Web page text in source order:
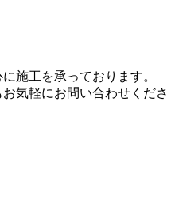
に施工を承っております。
気軽にお問い合わせくださ